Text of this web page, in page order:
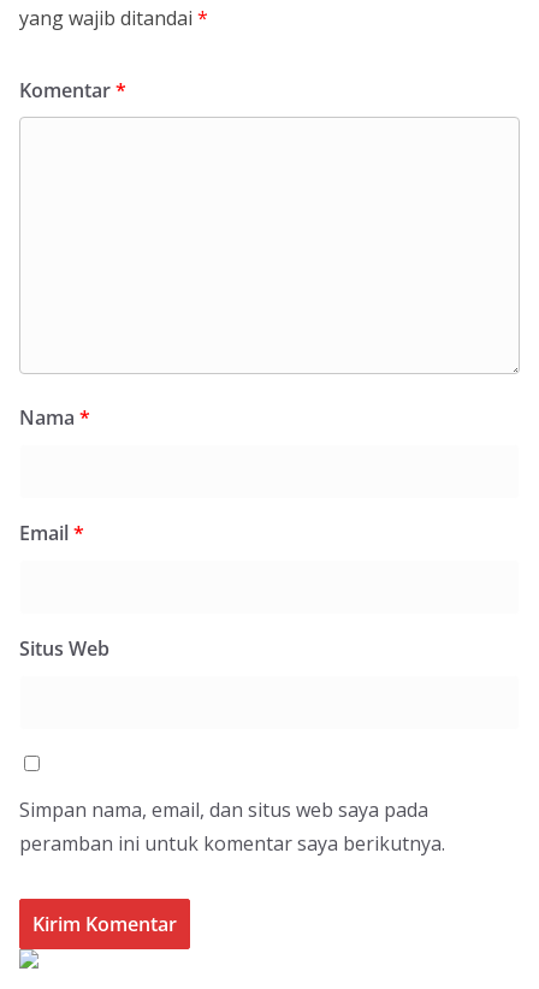
yang wajib ditandai *
Komentar*
Nama *
Email*
Situs Web
Simpan nama, email, dan situs web saya pada
peramban ini untuk komentar saya berikutnya.